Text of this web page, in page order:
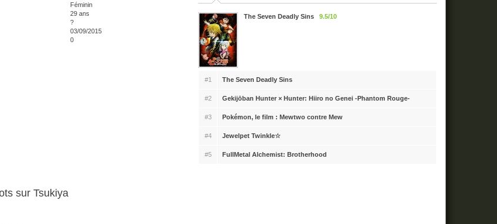
Féminin
29 ans
?
03/09/2015
0
The Seven Deadly Sins 9.5/10
#1 The Seven Deadly Sins
#2 Gekijōban Hunter × Hunter: Hiiro no Genei -Phantom Rouge-
#3 Pokémon, le film : Mewtwo contre Mew
#4 Jewelpet Twinkle☆
#5 FullMetal Alchemist: Brotherhood
sur Tsukiya